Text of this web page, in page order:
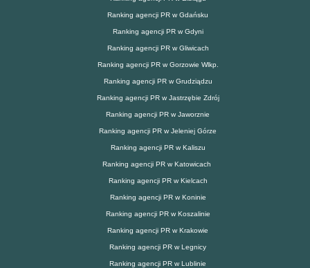
Ranking agencji PR w Gdańsku
Ranking agencji PR w Gdyni
Ranking agencji PR w Gliwicach
Ranking agencji PR w Gorzowie Wlkp.
Ranking agencji PR w Grudziądzu
Ranking agencji PR w Jastrzębie Zdrój
Ranking agencji PR w Jaworznie
Ranking agencji PR w Jeleniej Górze
Ranking agencji PR w Kaliszu
Ranking agencji PR w Katowicach
Ranking agencji PR w Kielcach
Ranking agencji PR w Koninie
Ranking agencji PR w Koszalinie
Ranking agencji PR w Krakowie
Ranking agencji PR w Legnicy
Ranking agencji PR w Lublinie